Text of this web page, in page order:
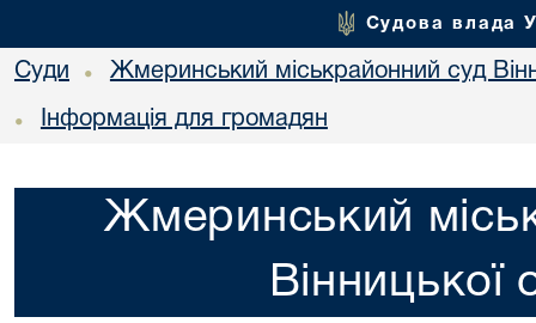
Судова влада
Суди • Жмеринський міськрайонний суд
• Інформація для громадян
Жмеринський
Вінницької